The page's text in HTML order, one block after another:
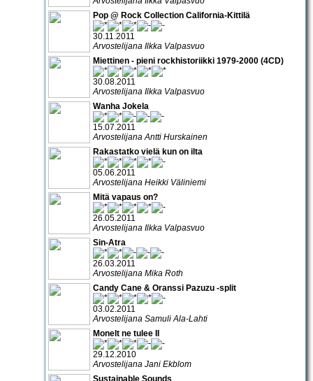
Pop @ Rock Collection California-Kittilä
30.11.2011
Arvostelijana Ilkka Valpasvuo
Miettinen - pieni rockhistoriikki 1979-2000 (4CD)
30.08.2011
Arvostelijana Ilkka Valpasvuo
Wanha Jokela
15.07.2011
Arvostelijana Antti Hurskainen
Rakastatko vielä kun on ilta
05.06.2011
Arvostelijana Heikki Väliniemi
Mitä vapaus on?
26.05.2011
Arvostelijana Ilkka Valpasvuo
Sin-Atra
26.03.2011
Arvostelijana Mika Roth
Candy Cane & Oranssi Pazuzu -split
03.02.2011
Arvostelijana Samuli Ala-Lahti
Monelt ne tulee II
29.12.2010
Arvostelijana Jani Ekblom
Sustainable Sounds